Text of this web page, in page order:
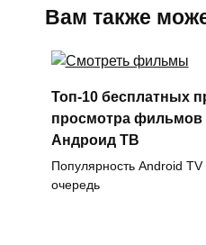
Вам также
Топ-10 бесплатных
просмотра фильмов
Андроид ТВ
Популярность Android
очередь